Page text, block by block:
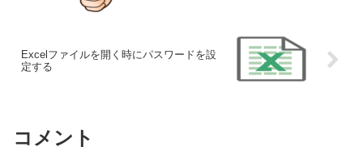
Excelファイルを開く時にパスワードを設
定する
コメント